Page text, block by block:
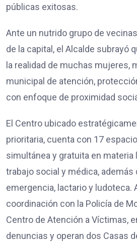
públicas exitosas.
Ante un nutrido grupo de
de la capital, el Alcalde subrayó
la realidad de muchas mujeres,
municipal de atención,
con enfoque de proximidad
El Centro ubicado
prioritaria, cuenta con 17
simultánea y gratuita en materia
trabajo social y médica, además
emergencia, lactario y ludoteca.
coordinación con la Policía de
Centro de Atención a Víctimas,
denuncias y operan dos Casas